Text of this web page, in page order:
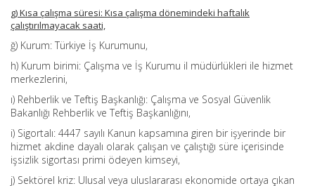
g) Kısa çalışma süresi: Kısa çalışma dönemindeki haftalık
çalıştırılmayacak saati,
ğ) Kurum: Türkiye İş Kurumunu,
h) Kurum birimi: Çalışma ve İş Kurumu il müdürlükleri ile hizmet
merkezlerini,
ı) Rehberlik ve Teftiş Başkanlığı: Çalışma ve Sosyal Güvenlik
Bakanlığı Rehberlik ve Teftiş Başkanlığını,
i) Sigortalı: 4447 sayılı Kanun kapsamına giren bir işyerinde bir
hizmet akdine dayalı olarak çalışan ve çalıştığı süre içerisinde
işsizlik sigortası primi ödeyen kimseyi,
j) Sektörel kriz: Ulusal veya uluslararası ekonomide ortaya çıkan